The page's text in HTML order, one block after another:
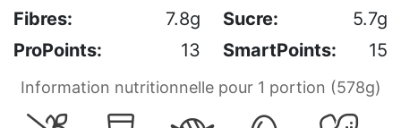
Fibres:
7.8g Sucre:
5.7g
ProPoints:
13 SmartPoints: 15
Information nutritionnelle pour 1 portion (578g)